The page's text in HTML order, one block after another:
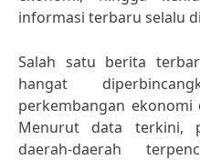
informasi terbaru selalu
Salah satu berita
hangat
perkembangan ekonomi
Menurut data terkini,
daerah-daerah